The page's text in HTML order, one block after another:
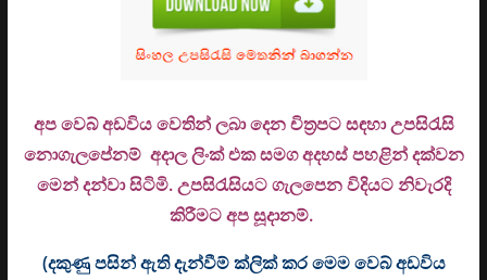
අප වෙබ් අඩවිය වෙතින් ලබා දෙන චිත්‍රපට සඳහා උපසිරැසි
නොගැලපේනම් අදාල ලිංක් එක සමග අදහස් පහළින් දක්වන
මෙන් දන්වා සිටිමි. උපසිරැසියට ගැලපෙන විදියට නිවැරදි
කිරීමට අප සූදානම්.
(දකුණු පසින් ඇති දැන්වීම් ක්ලික් කර මෙම වෙබ් අඩවිය